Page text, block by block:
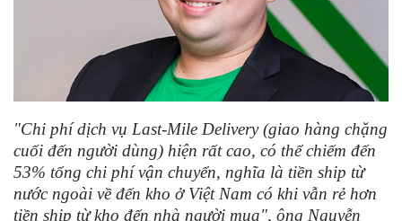
"Chi phí dịch vụ Last-Mile Delivery (giao hàng chặng
cuối đến người dùng) hiện rất cao, có thể chiếm đến
53% tổng chi phí vận chuyển, nghĩa là tiền ship từ
nước ngoài về đến kho ở Việt Nam có khi vẫn rẻ hơn
tiền ship từ kho đến nhà người mua", ông Nguyễn